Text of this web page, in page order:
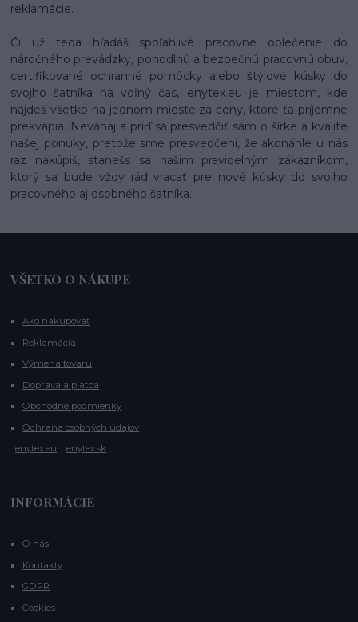
reklamácie.
Či už teda hľadáš spoľahlivé pracovné oblečenie do
náročného prevádzky, pohodlnú a bezpečnú pracovnú obuv,
certifikované ochranné pomôcky alebo štýlové kúsky do
svojho šatníka na voľný čas, enytex.eu je miestom, kde
nájdeš všetko na jednom mieste za ceny, ktoré ťa príjemne
prekvapia. Neváhaj a príď sa presvedčiť sám o šírke a kvalite
našej ponuky, pretože sme presvedčení, že akonáhle u nás
raz nakúpiš, stanešs sa našim pravidelným zákazníkom,
ktorý sa bude vždy rád vracať pre nové kúsky do svojho
pracovného aj osobného šatníka.
VŠETKO O NÁKUPE
Ako nakupovať
Reklamácia
Výmena tovaru
Doprava a platba
Obchodné podmienky
Ochrana osobných údajov
enytex.eu
enytex.sk
INFORMÁCIE
O nás
Kontakty
GDPR
Cookies